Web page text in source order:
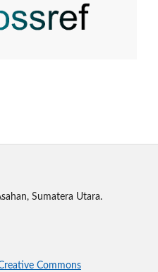
Sumatera Utara.
Commons